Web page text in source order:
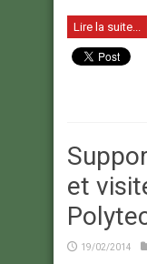
Lire la suite...
et
19/02/2014